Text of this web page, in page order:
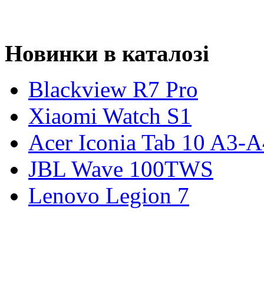
Новинки в каталозі
Blackview R7 Pro
Xiaomi Watch S1
Acer Iconia Tab 10 A3-
JBL Wave 100TWS
Lenovo Legion 7